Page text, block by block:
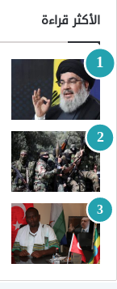
الأكثر قراءة